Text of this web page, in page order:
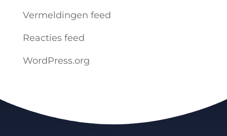
Vermeldingen feed
Reacties feed
WordPress.org